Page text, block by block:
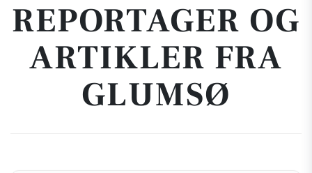
REPORTAGER OG
ARTIKLER FRA
GLUMSØ